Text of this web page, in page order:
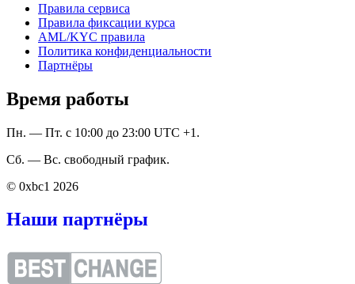
Правила сервиса
Правила фиксации курса
AML/KYC правила
Политика конфиденциальности
Партнёры
Время работы
Пн. — Пт. с 10:00 до 23:00 UTC +1.
Сб. — Вс. свободный график.
© 0xbc1 2026
Наши партнёры